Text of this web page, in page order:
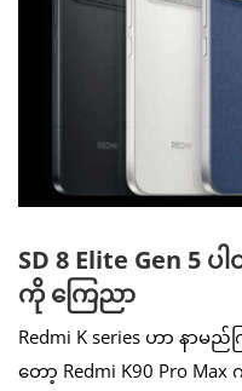
SD 8 Elite Gen 5 ပ
ကို ကြေညာ
Redmi K series ဟာ နာမည်
တော့ Redmi K90 Pro